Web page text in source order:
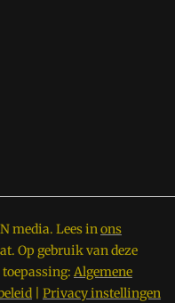
media. Lees inons
Op gebruik van deze
Algemene
Privacy instellingen